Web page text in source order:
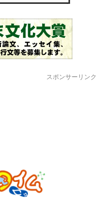
スポンサーリンク